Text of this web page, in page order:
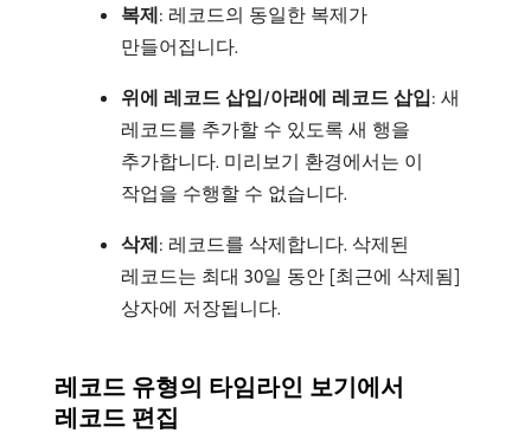
복제: 레코드의 동일한 복제가
만들어집니다.
위에 레코드 삽입/아래에 레코드 삽입: 새
레코드를 추가할 수 있도록 새 행을
추가합니다. 미리보기 환경에서는 이
작업을 수행할 수 없습니다.
삭제: 레코드를 삭제합니다. 삭제된
레코드는 최대 30일 동안 [최근에 삭제됨]
상자에 저장됩니다.
레코드 유형의 타임라인 보기에서
레코드 편집